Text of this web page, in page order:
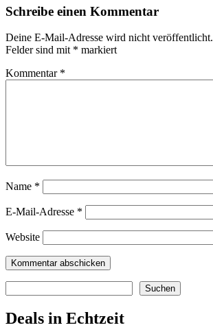
Schreibe einen Kommentar
Deine E-Mail-Adresse wird nicht veröffentlicht.
Felder sind mit * markiert
Kommentar *
Name *
E-Mail-Adresse *
Website
Suchen
Deals in Echtzeit